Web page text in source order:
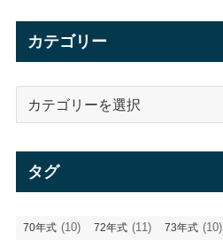
カテゴリー
タグ
70年式 (10) 72年式 (11) 73年式 (10)